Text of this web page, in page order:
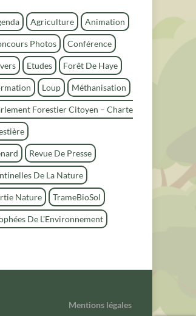
Agriculture Animation
Photos Conférence
Etudes Forêt De Haye
Loup Méthanisation
Forestier Citoyen – Charte
Revue De Presse
De La Nature
Nature TrameBioSol
De L'Environnement
Mentions légales